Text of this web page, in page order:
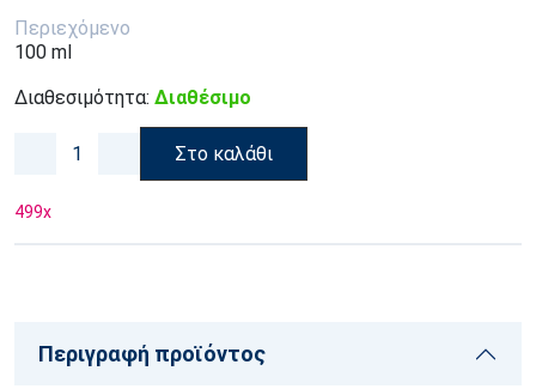
Περιεχόμενο
100 ml
Διαθεσιμότητα: Διαθέσιμο
Στο καλάθι
499x
Περιγραφή προϊόντος